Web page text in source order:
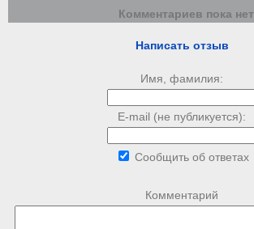
Комментариев пока нет
Написать отзыв
Имя, фамилия:
E-mail (не публикуется):
Сообщить об ответах
Комментарий